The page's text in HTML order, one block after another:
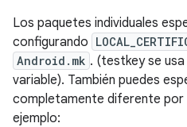
Los paquetes individuales
configurando
Android.mk . (testkey se
variable). También puedes
completamente diferente
ejemplo: